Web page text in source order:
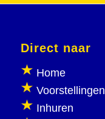
Direct naar
Home
Voorstellingen
Inhuren